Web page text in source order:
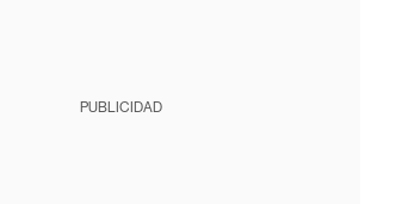
PUBLICIDAD